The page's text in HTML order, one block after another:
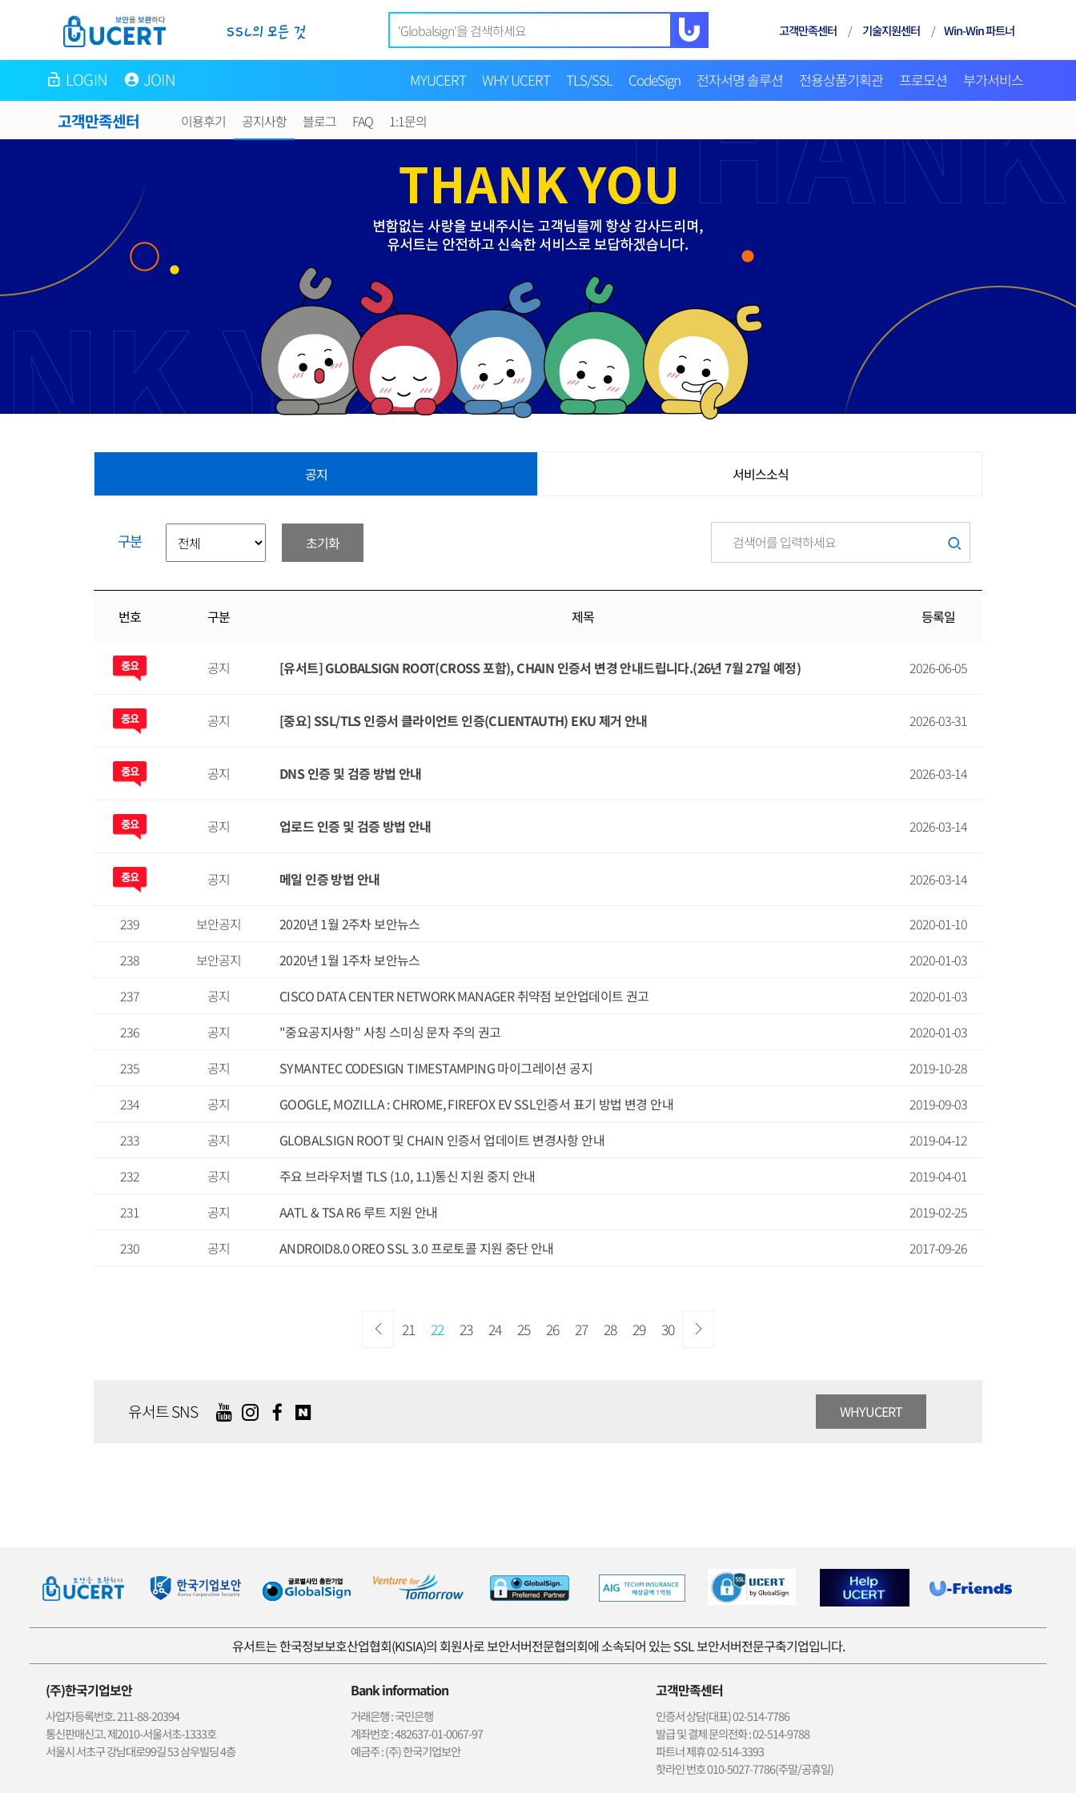
고객만족센터 / 기술지원센터 / Win-Win 파트너
LOGIN JOIN MYUCERT WHY UCERT TLS/SSL CodeSign 전자서명 솔루션 전용상품기획관 프로모션 부가서비스
고객만족센터 이용후기 공지사항 블로그 FAQ 1:1문의
공지 서비스소식
구분 초기화
번호 구분 제목 등록일
공지 [유서트] GLOBALSIGN ROOT(CROSS 포함), CHAIN 인증서 변경 안내드립니다.(26년 7월 27일 예정) 2026-06-05
공지 [중요] SSL/TLS 인증서 클라이언트 인증(CLIENTAUTH) EKU 제거 안내 2026-03-31
공지 DNS 인증 및 검증 방법 안내 2026-03-14
공지 업로드 인증 및 검증 방법 안내 2026-03-14
공지 메일 인증 방법 안내 2026-03-14
239 보안공지 2020년 1월 2주차 보안뉴스
2020-01-10
238
보안공지 2020년 1월 1주차 보안뉴스
2020-01-03
237
공지 CISCO DATA CENTER NETWORK MANAGER 취약점 보안업데이트 권고
2020-01-03
236
공지 "중요공지사항” 사칭 스미싱 문자 주의 권고
2020-01-03
235
공지 SYMANTEC CODESIGN TIMESTAMPING 마이그레이션 공지
2019-10-28
234
공지 GOOGLE, MOZILLA : CHROME, FIREFOX EV SSL인증서 표기 방법 변경 안내
2019-09-03
233
공지 GLOBALSIGN ROOT 및 CHAIN 인증서 업데이트 변경사항 안내
2019-04-12
232
공지 주요 브라우저별 TLS (1.0, 1.1)통신 지원 중지 안내
2019-04-01
231
공지 AATL & TSA R6 루트 지원 안내
2019-02-25
230
공지 ANDROID8.0 OREO SSL 3.0 프로토콜 지원 중단 안내 2017-09-26
21 22 23 24 25 26 27 28 29 30
유서트 SNS WHYUCERT
유서트는 한국정보보호산업협회(KISIA)의 회원사로 보안서버전문협의회에 소속되어 있는 SSL 보안서버전문구축기업입니다.
(주)한국기업보안
사업자등록번호. 211-88-20394
통신판매신고. 제2010-서울서초-1333호
서울시 서초구 강남대로99길 53 삼우빌딩 4층
Bank information
거래은행 : 국민은행
계좌번호 : 482637-01-0067-97
예금주 : (주) 한국기업보안
고객만족센터
인증서 상담(대표) 02-514-7786
발급 및 결제 문의전화 : 02-514-9788
파트너 제휴 02-514-3393
핫라인 번호 010-5027-7786(주말/공휴일)